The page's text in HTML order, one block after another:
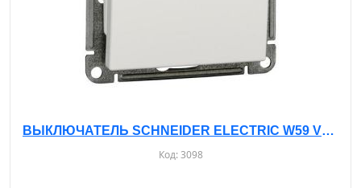
ВЫКЛЮЧАТЕЛЬ SCHNEIDER ELECTRIC W59 VS116-154-1-86 Б/РАМКИ - С/У, 1-КЛ. БЕЛЫЙ - 16А- IP20
Код:3098